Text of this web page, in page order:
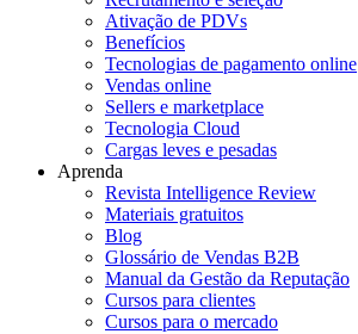
Ativação de PDVs
Benefícios
Tecnologias de pagamento online
Vendas online
Sellers e marketplace
Tecnologia Cloud
Cargas leves e pesadas
Aprenda
Revista Intelligence Review
Materiais gratuitos
Blog
Glossário de Vendas B2B
Manual da Gestão da Reputação
Cursos para clientes
Cursos para o mercado